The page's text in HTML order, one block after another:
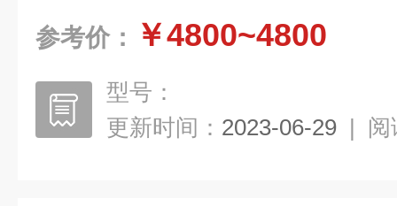
参考价： ￥4800~4800
型号：
更新时间： 2023-06-29 | 阅